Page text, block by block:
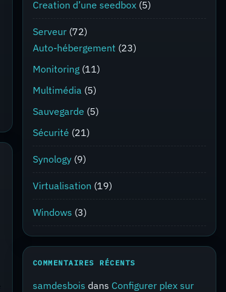
Creation d’une seedbox (5)
Serveur (72)
Auto-hébergement (23)
Monitoring (11)
Multimédia (5)
Sauvegarde (5)
Sécurité (21)
Synology (9)
Virtualisation (19)
Windows (3)
COMMENTAIRES RÉCENTS
samdesbois dans Configurer plex sur